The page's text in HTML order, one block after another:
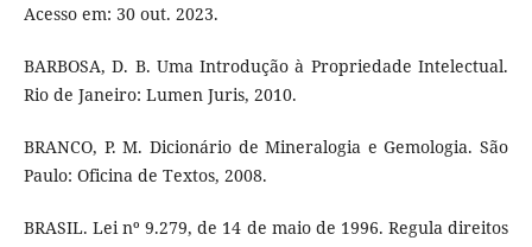
Acesso em: 30 out. 2023.
BARBOSA, D. B. Uma Introdução à Propriedade Intelectual.
Rio de Janeiro: Lumen Juris, 2010.
BRANCO, P. M. Dicionário de Mineralogia e Gemologia. São
Paulo: Oficina de Textos, 2008.
BRASIL. Lei nº 9.279, de 14 de maio de 1996. Regula direitos